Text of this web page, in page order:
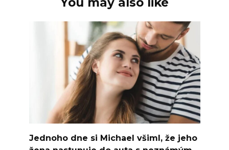
Jednoho dne si Michael všiml, že jeho